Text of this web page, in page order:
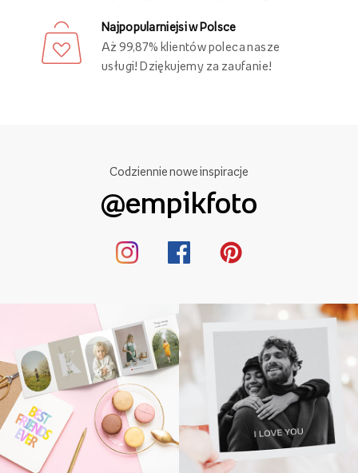
Najpopularniejsi w Polsce
Aż 99,87% klientów poleca nasze
usługi! Dziękujemy za zaufanie!
Codziennie nowe inspiracje
@empikfoto